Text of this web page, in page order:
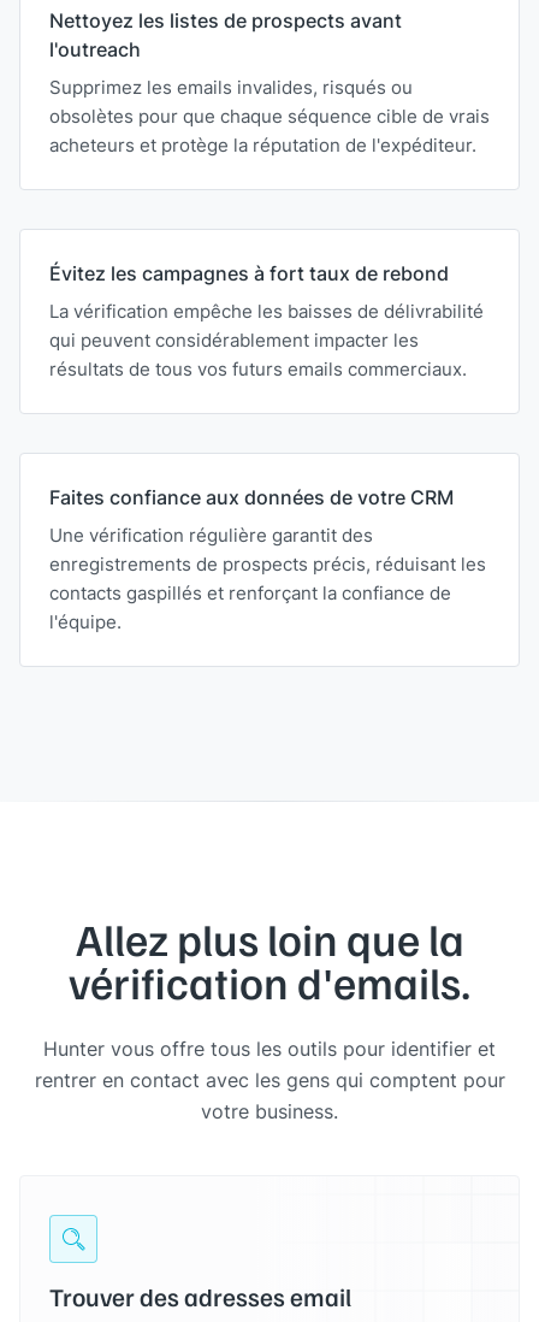
Nettoyez les listes de prospects avant
l'outreach
Supprimez les emails invalides, risqués ou
obsolètes pour que chaque séquence cible de vrais
acheteurs et protège la réputation de l'expéditeur.
Évitez les campagnes à fort taux de rebond
La vérification empêche les baisses de délivrabilité
qui peuvent considérablement impacter les
résultats de tous vos futurs emails commerciaux.
Faites confiance aux données de votre CRM
Une vérification régulière garantit des
enregistrements de prospects précis, réduisant les
contacts gaspillés et renforçant la confiance de
l'équipe.
Allez plus loin que la
vérification d'emails.
Hunter vous offre tous les outils pour identifier et
rentrer en contact avec les gens qui comptent pour
votre business.
Trouver des adresses email